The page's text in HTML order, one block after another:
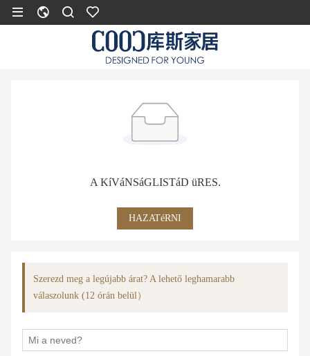
A KíVáNSáGLISTáD üRES.
HAZATéRNI
Szerezd meg a legújabb árat? A lehető leghamarabb
válaszolunk (12 órán belül）